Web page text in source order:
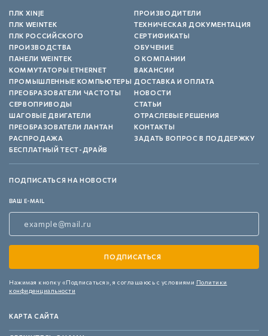
ПЛК XINJE
ПЛК WEINTEK
ПЛК РОССИЙСКОГО
ПРОИЗВОДСТВА
ПАНЕЛИ WEINTEK
КОММУТАТОРЫ ETHERNET
ПРОМЫШЛЕННЫЕ КОМПЬЮТЕРЫ
ПРЕОБРАЗОВАТЕЛИ ЧАСТОТЫ
СЕРВОПРИВОДЫ
ШАГОВЫЕ ДВИГАТЕЛИ
ПРЕОБРАЗОВАТЕЛИ ЛАНТАН
РАСПРОДАЖА
БЕСПЛАТНЫЙ ТЕСТ-ДРАЙВ
ПРОИЗВОДИТЕЛИ
ТЕХНИЧЕСКАЯ ДОКУМЕНТАЦИЯ
СЕРТИФИКАТЫ
ОБУЧЕНИЕ
О КОМПАНИИ
ВАКАНСИИ
ДОСТАВКА И ОПЛАТА
НОВОСТИ
СТАТЬИ
ОТРАСЛЕВЫЕ РЕШЕНИЯ
КОНТАКТЫ
ЗАДАТЬ ВОПРОС В ПОДДЕРЖКУ
ПОДПИСАТЬСЯ НА НОВОСТИ
ВАШ E-MAIL
Нажимая кнопку «Подписаться», я соглашаюсь с условиями Политики
конфиденциальности
КАРТА САЙТА